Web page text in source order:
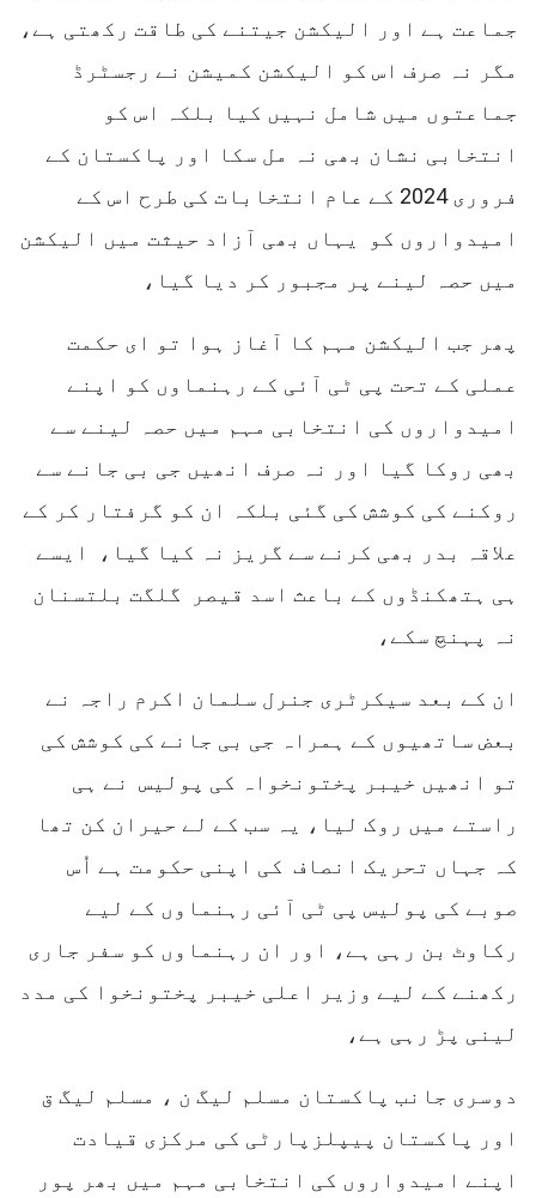
جماعت ہے اور الیکشن جیتنے کی طاقت رکھتی ہے،
مگر نہ صرف اس کو الیکشن کمیشن نے رجسٹرڈ
جماعتوں میں شامل نہیں کیا بلکہ اس کو
انتخابی نشان بھی نہ مل سکا اور پاکستان کے
فروری 2024 کے عام انتخابات کی طرح اس کے
امیدواروں کو یہاں بھی آزاد حیثت میں الیکشن
میں حصہ لینے پر مجبور کر دیا گیا،
پھر جب الیکشن مہم کا آغاز ہوا تو ای حکمت
عملی کے تحت پی ٹی آئی کے رہنماوں کو اپنے
امیدواروں کی انتخابی مہم میں حصہ لینے سے
بھی روکا گیا اور نہ صرف انھیں جی بی جانے سے
روکنے کی کوشش کی گئی بلکہ ان کو گرفتار کر کے
علاقہ بدر بھی کرنے سے گریز نہ کیا گیا، ایسے
ہی ہتھکنڈوں کے باعث اسد قیصر گلگت بلتسنان
نہ پہنچ سکے،
ان کے بعد سیکرٹری جنرل سلمان اکرم راجہ نے
بعض ساتھیوں کے ہمراہ جی بی جانے کی کوشش کی
تو انھیں خیبر پختونخواہ کی پولیس نے ہی
راستے میں روک لیا، یہ سب کے لے حیران کن تھا
کہ جہاں تحریک انصاف کی اپنی حکومت ہے اُس
صوبے کی پولیس پی ٹی آئی رہنماوں کے لیے
رکاوٹ بن رہی ہے، اور ان رہنماوں کو سفر جاری
رکھنے کے لیے وزیر اعلی خیبر پختونخوا کی مدد
لینی پڑ رہی ہے،
دوسری جانب پاکستان مسلم لیگ ن ، مسلم لیگ ق
اور پاکستان پیپلزپارٹی کی مرکزی قیادت
اپنے امیدواروں کی انتخابی مہم میں بھر پور